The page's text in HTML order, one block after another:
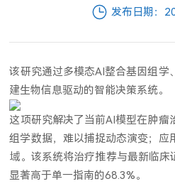
发布日期：
该研究通过多模态AI整合基因组学
建生物信息驱动的智能决策系统。
这项研究解决了当前AI模型在肿瘤
组学数据，难以捕捉动态演变；应
域。该系统将治疗推荐与最新临床
显著高于单一指南的68.3%。